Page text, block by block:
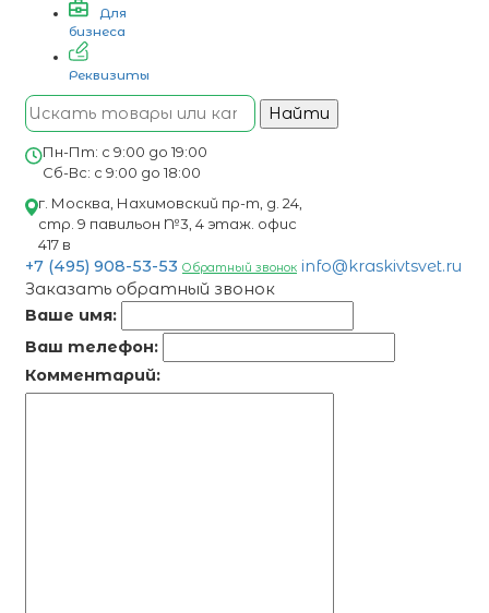
Для
бизнеса
Реквизиты
Найти
Пн-Пт: с 9:00 до 19:00
Сб-Вс: с 9:00 до 18:00
г. Москва, Нахимовский пр-т, д. 24,
стр. 9 павильон №3, 4 этаж. офис
417 в
+7 (495) 908-53-53 Обратный звонок info@kraskivtsvet.ru
Заказать обратный звонок
Ваше имя:
Ваш телефон:
Комментарий: